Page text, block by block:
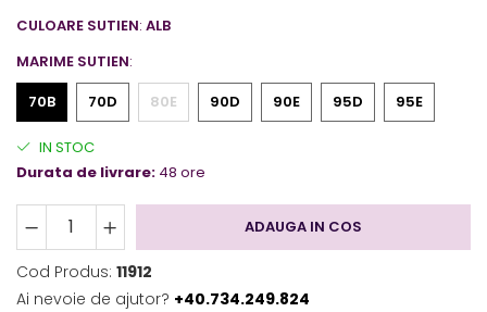
CULOARE SUTIEN: ALB
MARIME SUTIEN:
70B
70D 80E 90D 90E 95D 95E
IN STOC
Durata de livrare: 48 ore
ADAUGA IN COS
Cod Produs: 11912
Ai nevoie de ajutor? +40.734.249.824